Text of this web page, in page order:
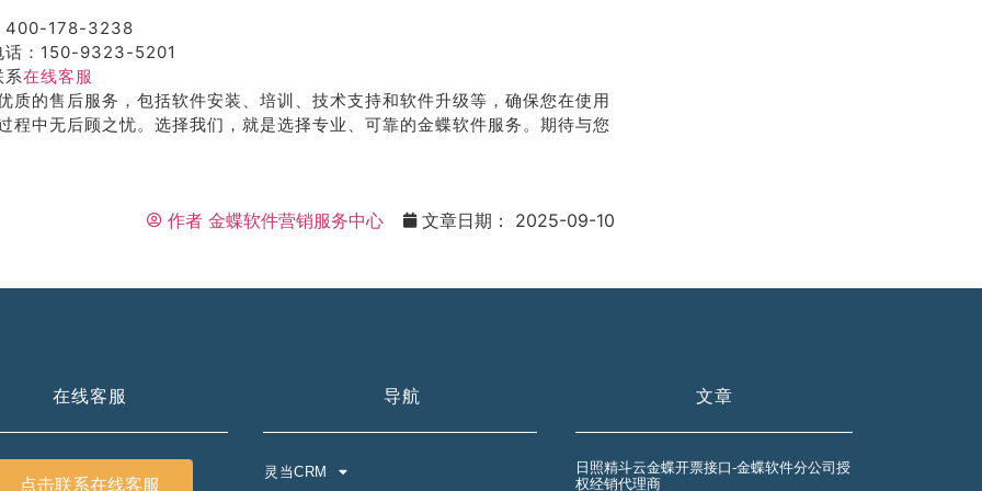
400-178-3238
话：150-9323-5201
系在线客服
质的售后服务，包括软件安装、培训、技术支持和软件升级等，确保您在使用
程中无后顾之忧。选择我们，就是选择专业、可靠的金蝶软件服务。期待与您
作者金蝶软件营销服务中心 文章日期： 2025-09-10
在线客服
点击联系在线客服
导航
灵当CRM
文章
日照精斗云金蝶开票接口-金蝶软件分公司授
权经销代理商